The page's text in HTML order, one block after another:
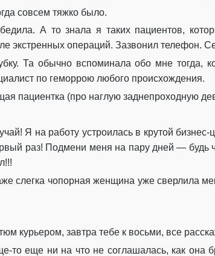
совсем тяжко было.
А то знала я таких пациентов,
экстренных операций. Зазвонил телефон.
Та обычно вспоминала обо мне тогда,
по геморрою любого происхождения.
пациентка (про наглую заднепроходную
Я на работу устроилась в крутой
раз! Подмени меня на пару дней — будь
слегка чопорная женщина уже сверлила
курьером, завтра тебе к восьми, все
то еще ни на что не соглашалась, как она